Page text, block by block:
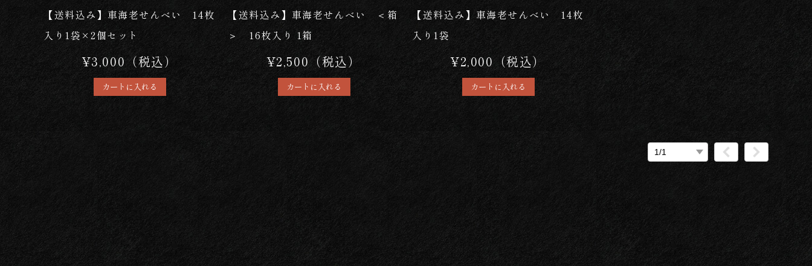
【送料込み】車海老せんべい 14枚
入り1袋×2個セット
¥3,000（税込）
カートに入れる
【送料込み】車海老せんべい ＜箱
＞ 16枚入り 1箱
¥2,500（税込）
カートに入れる
【送料込み】車海老せんべい 14枚
入り1袋
¥2,000（税込）
カートに入れる